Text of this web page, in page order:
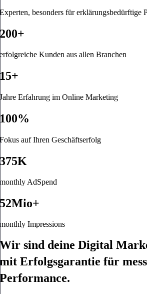
Experten, besonders für erklärungsbedürftige
200+
erfolgreiche Kunden aus allen Branchen
15+
Jahre Erfahrung im Online Marketing
100%
Fokus auf Ihren Geschäftserfolg
375K
monthly AdSpend
52Mio+
monthly Impressions
Wir sind deine Digital
mitErfolgsgarantiefür
Performance.